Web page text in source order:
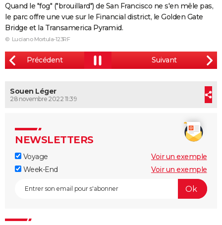
Destinations
City break
Voyage nature
Voyage de noces
Forum
Climat
+PHOTO
GUIDES D'ACHAT
BONS PLANS
Carte de Noël
Carte Bonne année
Carte Saint-Valentin
Carte Pâques
Carte d'anniversaire
DICTIONNAIRE
COPAINS D'AVANT
AVIS DE DÉCÈS
FORUM
Bricolage
Lifestyle
Culture
Television
Voyage
Cinema
Quand le "fog" ("brouillard") de San Francisco ne s'en mêle pas,
le parc offre une vue sur le Financial district, le Golden Gate
Bridge et la Transamerica Pyramid.
© Luciano Mortula-123RF
Souen Léger
28 novembre 2022 11:39
NEWSLETTERS
Voyage
Voir un exemple
Week-End
Voir un exemple